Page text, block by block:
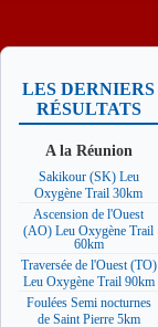
LES DERNIERS
RÉSULTATS
A la Réunion
Sakikour (SK) Leu
Oxygène Trail 30km
Ascension de l'Ouest
(AO) Leu Oxygène Trail
60km
Traversée de l'Ouest (TO)
Leu Oxygène Trail 90km
Foulées Semi nocturnes
de Saint Pierre 5km